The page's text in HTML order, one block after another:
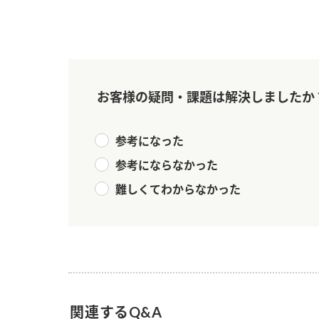
お客様の疑問・課題は解決しましたか
参考になった
参考にならなかった
難しくてわからなかった
関連するQ&A